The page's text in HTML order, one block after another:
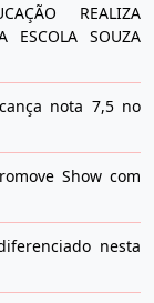
REALIZA
ESCOLA SOUZA
nota 7,5 no
Show com
nesta